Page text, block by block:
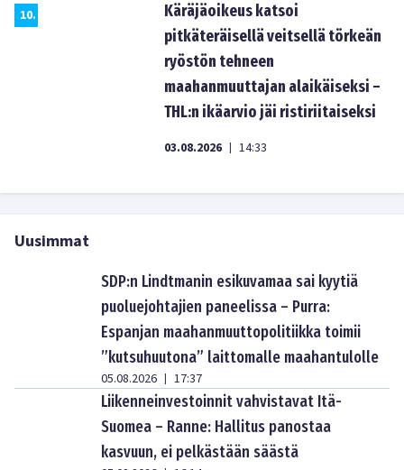
10.
Käräjäoikeus katsoi
pitkäteräisellä veitsellä törkeän
ryöstön tehneen
maahanmuuttajan alaikäiseksi –
THL:n ikäarvio jäi ristiriitaiseksi
03.08.2026 | 14:33
Uusimmat
SDP:n Lindtmanin esikuvamaa sai kyytiä
puoluejohtajien paneelissa – Purra:
Espanjan maahanmuuttopolitiikka toimii
”kutsuhuutona” laittomalle maahantulolle
05.08.2026 | 17:37
Liikenneinvestoinnit vahvistavat Itä-
Suomea – Ranne: Hallitus panostaa
kasvuun, ei pelkästään säästä